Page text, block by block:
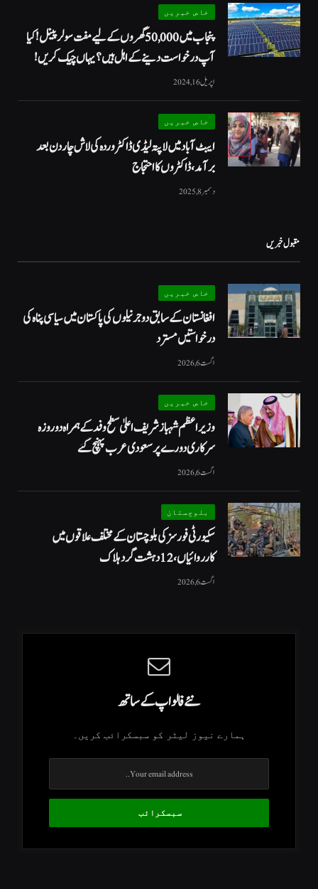
خاص خبریں
پنجاب میں 50,000 گھروں کے لیے مفت سولر پینل! کیا
آپ درخواست دینے کے اہل ہیں؟ یہاں چیک کریں!
اپریل 16, 2024
خاص خبریں
ایبٹ آباد میں لاپتہ لیڈی ڈاکٹر وردہ کی لاش چار دن بعد
برآمد، ڈاکٹروں کا احتجاج
دسمبر 8, 2025
مقبول خبریں
خاص خبریں
افغانستان کے سابق دو جرنیلوں کی پاکستان میں سیاسی پناہ کی
درخواستیں مسترد
اگست 6, 2026
خاص خبریں
وزیراعظم شہبازشریف اعلیٰ سطح وفد کے ہمراہ دو روزه
سرکاری دورے پر سعودی عرب پہنچ گئے
اگست 6, 2026
بلوچستان
سکیورٹی فورسز کی بلوچستان کے مختلف علاقوں میں
کارروائیاں ، 12 دہشت گرد ہلاک
اگست 6, 2026
نئے فالو اپ کے ساتھ
ہمارے نیوز لیٹر کو سبسکرائب کریں۔